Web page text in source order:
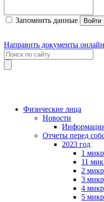
Запомнить данные Войти
Направить документы онлайн
Физические лица
Новости
Информация
Отчеты перед
2023 год
1
11
2
3
4
5